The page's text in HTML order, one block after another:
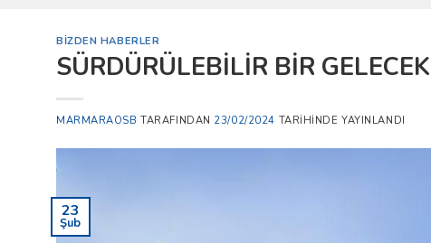
BIZDEN HABERLER
SÜRDÜRÜLEBİLİR BİR
MARMARAOSB TARAFINDAN 23/02/2024 TARIHINDE YAYINLANDI
23
Şub